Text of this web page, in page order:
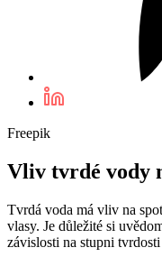
Freepik
Vliv tvrdé vody
Tvrdá voda má vliv na
vlasy. Je důležité si
závislosti na stupni